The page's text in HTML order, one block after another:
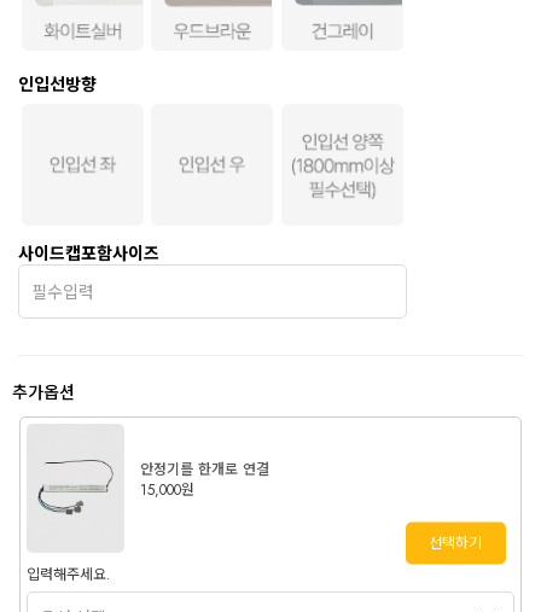
인입선방향
사이드캡포함사이즈
추가옵션
안정기를 한개로 연결
15,000원
입력해주세요.
선택하기